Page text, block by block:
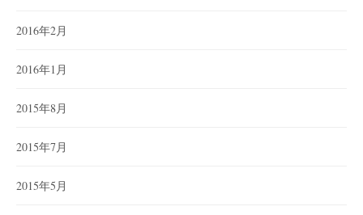
2016年2月
2016年1月
2015年8月
2015年7月
2015年5月